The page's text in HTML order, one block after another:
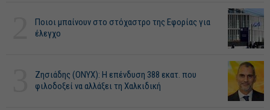
Ποιοι μπαίνουν στο στόχαστρο της Εφορίας για
έλεγχο
Ζησιάδης (ONYX): Η επένδυση 388 εκατ. που
φιλοδοξεί να αλλάξει τη Χαλκιδική